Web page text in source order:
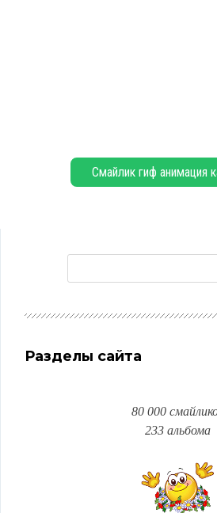
Смайлик гиф анимация
Разделы сайта
80 000
233 альбома